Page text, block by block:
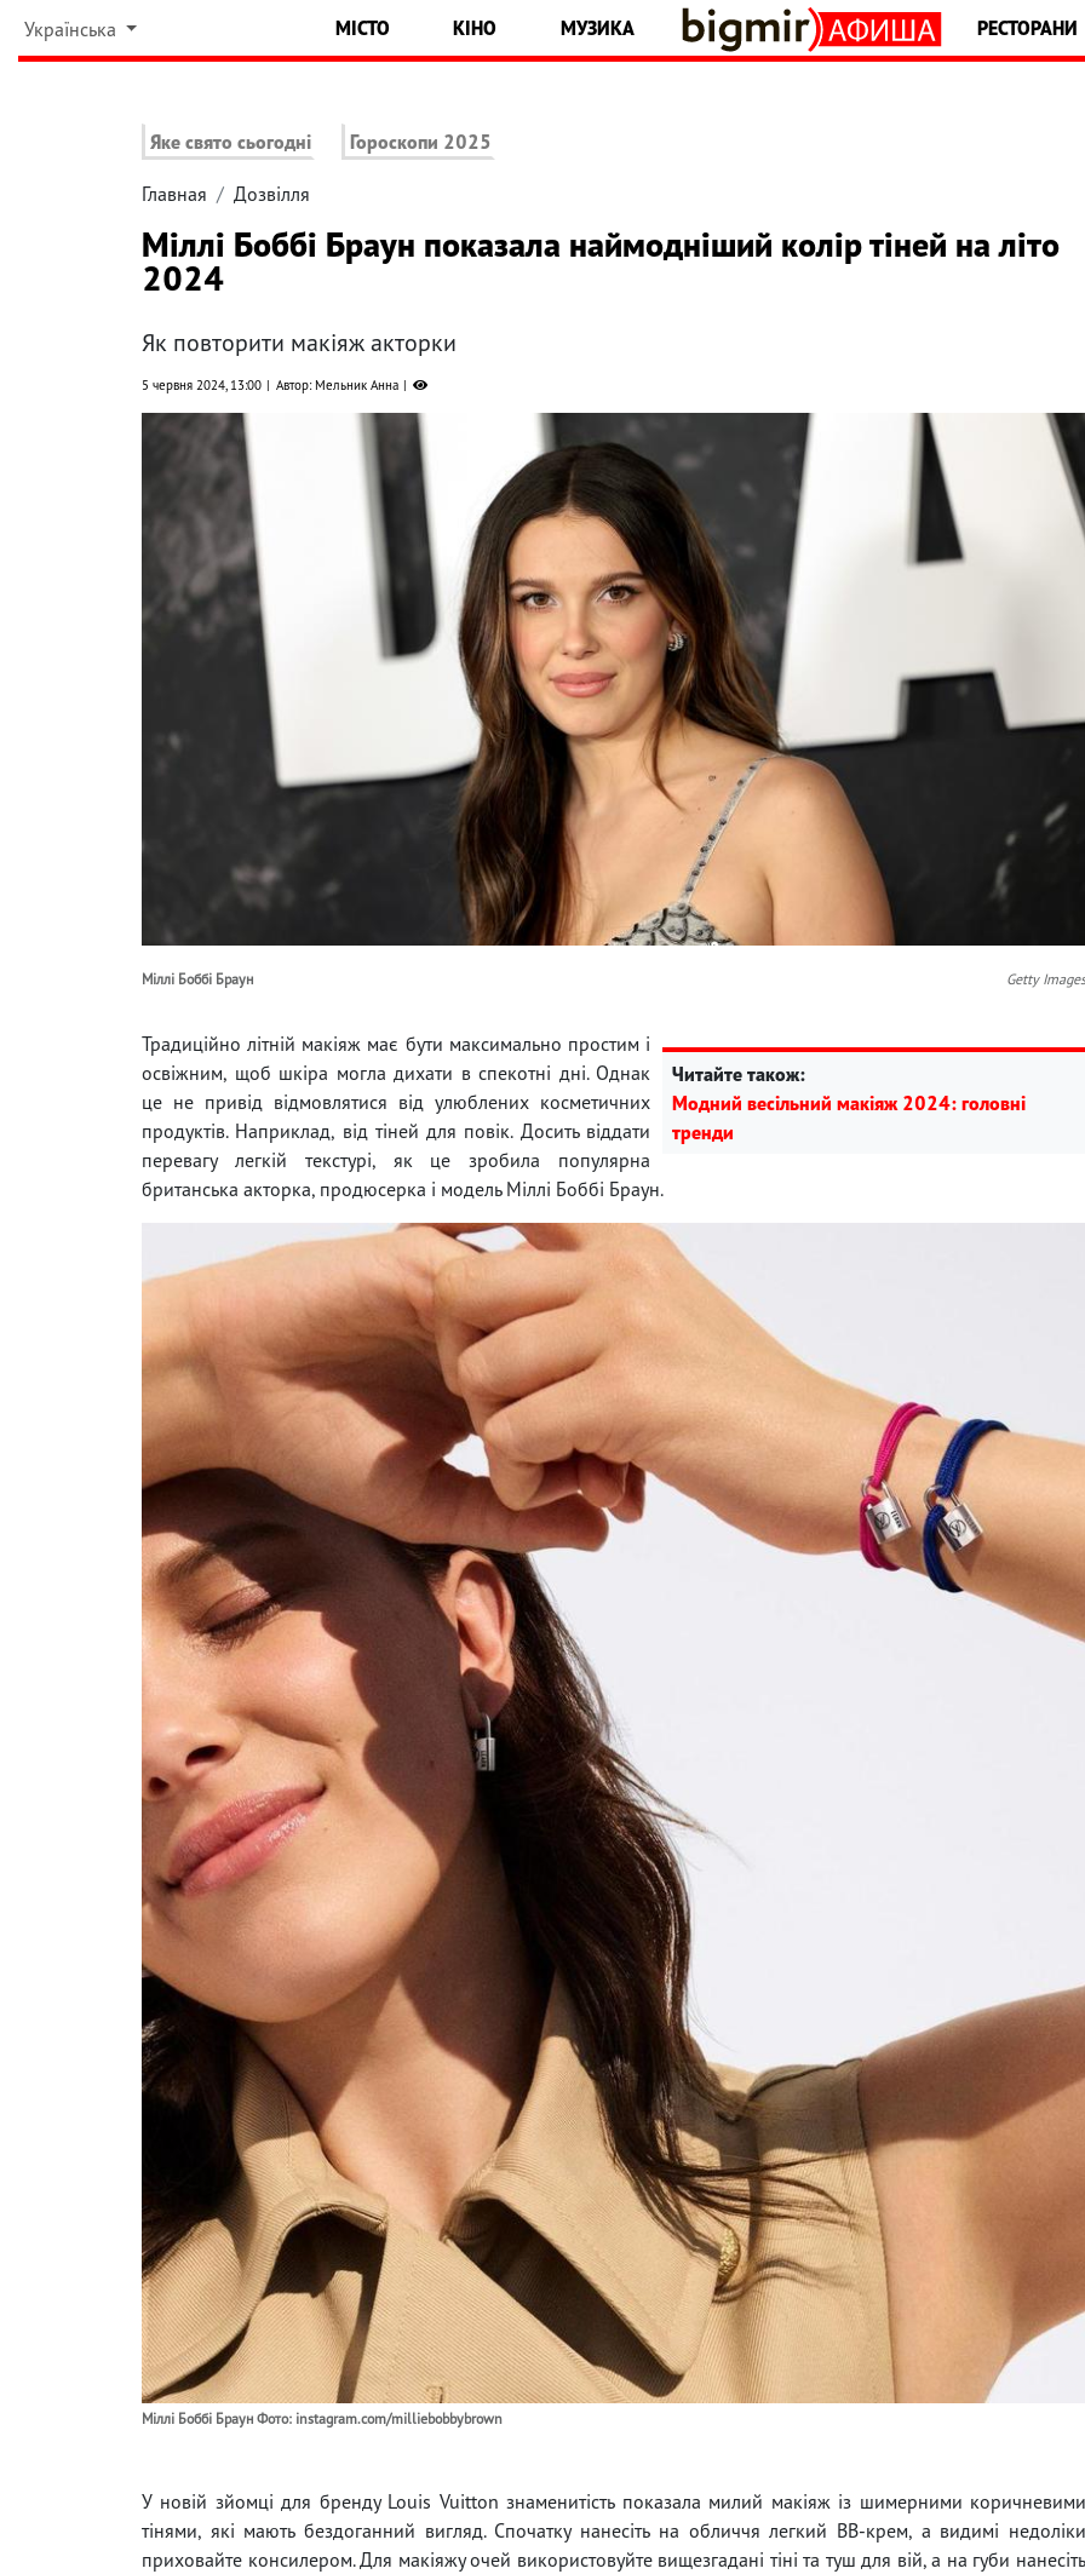
Українська МІСТО КІНО МУЗИКА РЕСТОРАНИ
Яке свято сьогодні Гороскопи 2025
Главная Дозвілля
Міллі Боббі Браун показала наймодніший колір тіней на літо
2024
Як повторити макіяж акторки
5 червня 2024, 13:00 Автор: Мельник Анна
Міллі Боббі Браун Getty Images
Читайте також:
Модний весільний макіяж 2024: головні
тренди
Традиційно літній макіяж має бути максимально простим і
освіжним, щоб шкіра могла дихати в спекотні дні. Однак
це не привід відмовлятися від улюблених косметичних
продуктів. Наприклад, від тіней для повік. Досить віддати
перевагу легкій текстурі, як це зробила популярна
британська акторка, продюсерка і модель Міллі Боббі Браун.
Міллі Боббі Браун Фото: instagram.com/milliebobbybrown
У новій зйомці для бренду Louis Vuitton знаменитість показала милий макіяж із шимерними коричневими
тінями, які мають бездоганний вигляд. Спочатку нанесіть на обличчя легкий ВВ-крем, а видимі недоліки
приховайте консилером. Для макіяжу очей використовуйте вищезгадані тіні та туш для вій, а на губи нанесіть